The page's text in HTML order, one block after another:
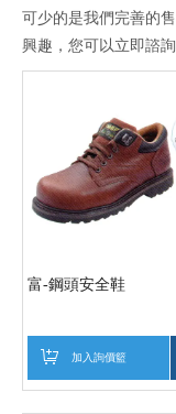
可少的是我們完善的
興趣，您可以立即諮
富-鋼頭安全鞋
加入詢價籃